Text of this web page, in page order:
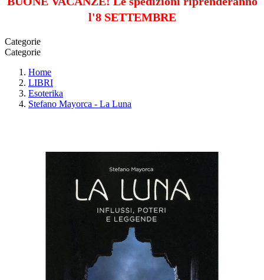
l'8 SETTEMBRE
Categorie
Categorie
Home
LIBRI
Esoterika
Stefano Mayorca - La Luna